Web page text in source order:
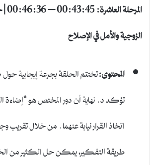
الزوجية والأمل في الإصلاح
المحتوى:تختتم الحلقة بجرعة إيجابية حول
تؤكد د. نهاية أن دور المختص هو “إضاءة
اتخاذ القرار نيابة عنهما. من خلال تقريب
طريقة التفكير، يمكن حل الكثير من